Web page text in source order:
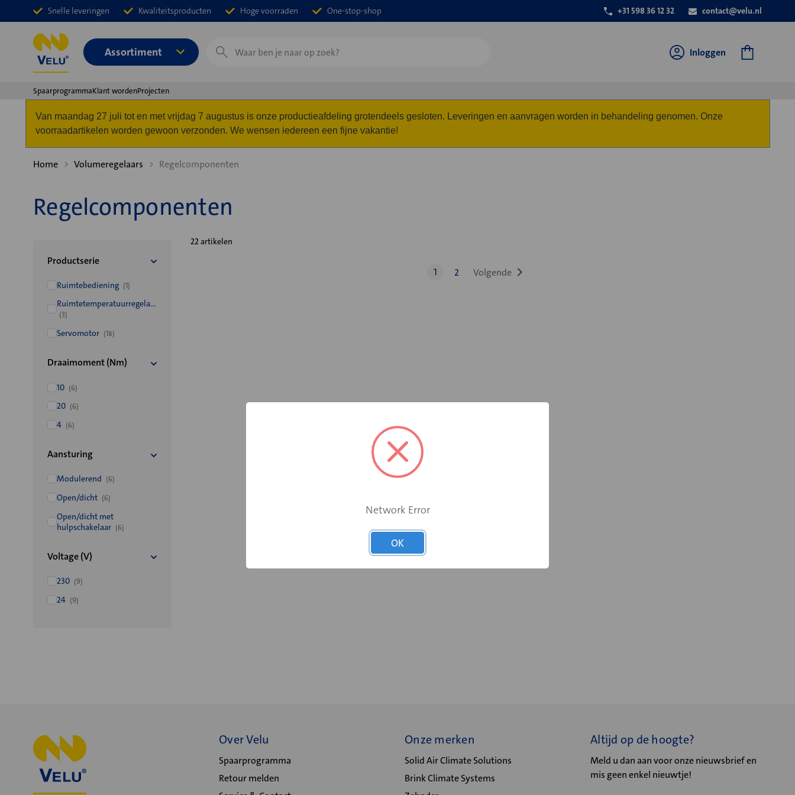
Snelle leveringen Kwaliteitsproducten Hoge voorraden One-stop-shop +31 598 36 12 32 contact@velu.nl
Assortiment
Zoeken
Inloggen
SpaarprogrammaKlant wordenProjecten
Van maandag 27 juli tot en met vrijdag 7 augustus is onze productieafdeling grotendeels gesloten. Leveringen en aanvragen worden in behandeling genomen. Onze
voorraadartikelen worden gewoon verzonden. We wensen iedereen een fijne vakantie!
Home Volumeregelaars Regelcomponenten
Regelcomponenten
Productserie
Ruimtebediening (1)
Ruimtetemperatuurregelaar
(3)
Servomotor (18)
Draaimoment (Nm)
10 (6)
20 (6)
4 (6)
Aansturing
Modulerend (6)
Open/dicht (6)
Open/dicht met
hulpschakelaar (6)
Voltage (V)
230 (9)
24 (9)
22 artikelen
1 2
Over Velu
Spaarprogramma
Retour melden
Onze merken
Solid Air Climate Solutions
Brink Climate Systems
Altijd op de hoogte?
Meld u dan aan voor onze nieuwsbrief en
mis geen enkel nieuwtje!
Network Error
OK